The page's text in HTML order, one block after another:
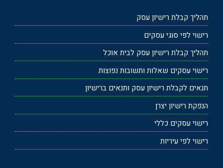
תהליך קבלת רישיון עסק
רישוי לפי סוגי עסקים
תהליך קבלת רישיון עסק לבית אוכל
רישוי עסקים שאלות ותשובות נפוצות
תנאים לקבלת רישיון עסק ותנאים ברישיון
הנפקת רישיון יצרן
רישוי עסקים כללי
רישוי לפי עיריות